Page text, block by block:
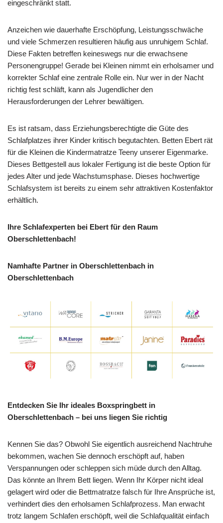
eingeschränkt statt.
Anzeichen wie dauerhafte Erschöpfung, Leistungsschwäche
und viele Schmerzen resultieren häufig aus unruhigem Schlaf.
Diese Fakten betreffen keineswegs nur die erwachsene
Personengruppe! Gerade bei Kleinen nimmt ein erholsamer und
korrekter Schlaf eine zentrale Rolle ein. Nur wer in der Nacht
richtig fest schläft, kann als Jugendlicher den
Herausforderungen der Lehrer bewältigen.
Es ist ratsam, dass Erziehungsberechtigte die Güte des
Schlafplatzes ihrer Kinder kritisch begutachten. Betten Ebert rät
für die Kleinen die Kindermatratze Teeny unserer Eigenmarke.
Dieses Bettgestell aus lokaler Fertigung ist die beste Option für
jedes Alter und jede Wachstumsphase. Dieses hochwertige
Schlafsystem ist bereits zu einem sehr attraktiven Kostenfaktor
erhältlich.
Ihre Schlafexperten bei Ebert für den Raum
Oberschlettenbach!
Namhafte Partner in Oberschlettenbach in
Oberschlettenbach
Entdecken Sie Ihr ideales Boxspringbett in
Oberschlettenbach – bei uns liegen Sie richtig
Kennen Sie das? Obwohl Sie eigentlich ausreichend Nachtruhe
bekommen, wachen Sie dennoch erschöpft auf, haben
Verspannungen oder schleppen sich müde durch den Alltag.
Das könnte an Ihrem Bett liegen. Wenn Ihr Körper nicht ideal
gelagert wird oder die Bettmatratze falsch für Ihre Ansprüche ist,
verhindert dies den erholsamen Schlafprozess. Man erwacht
trotz langem Schlafen erschöpft, weil die Schlafqualität einfach